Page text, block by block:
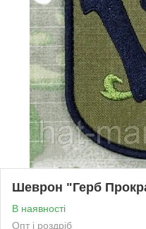
Шеврон "Герб
В наявності
Опт і роздріб